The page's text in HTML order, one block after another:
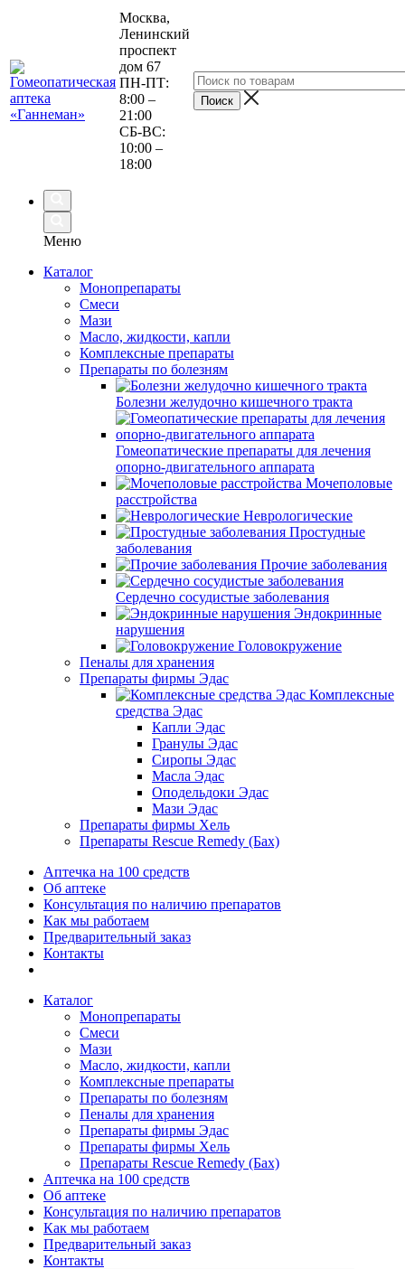
Москва,
Ленинский
проспект
дом 67
ПН-ПТ:
8:00 –
21:00
СБ-ВС:
10:00 –
18:00
Меню
Каталог
Монопрепараты
Смеси
Мази
Масло, жидкости, капли
Комплексные препараты
Препараты по болезням
Болезни желудочно кишечного тракта
Гомеопатические препараты для лечения
опорно-двигательного аппарата
Мочеполовые
расстройства
Неврологические
Простудные
заболевания
Прочие заболевания
Сердечно сосудистые заболевания
Эндокринные
нарушения
Головокружение
Пеналы для хранения
Препараты фирмы Эдас
Комплексные
средства Эдас
Капли Эдас
Гранулы Эдас
Сиропы Эдас
Масла Эдас
Оподельдоки Эдас
Мази Эдас
Препараты фирмы Хель
Препараты Rescue Remedy (Бах)
Аптечка на 100 средств
Об аптеке
Консультация по наличию препаратов
Как мы работаем
Предварительный заказ
Контакты
Каталог
Монопрепараты
Смеси
Мази
Масло, жидкости, капли
Комплексные препараты
Препараты по болезням
Пеналы для хранения
Препараты фирмы Эдас
Препараты фирмы Хель
Препараты Rescue Remedy (Бах)
Аптечка на 100 средств
Об аптеке
Консультация по наличию препаратов
Как мы работаем
Предварительный заказ
Контакты